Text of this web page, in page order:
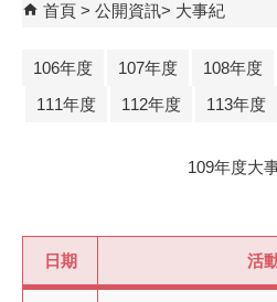
首頁 公開資訊 大事紀
106年度 107年度 108年度
111年度
112年度 113年度
109年度大
日期 活